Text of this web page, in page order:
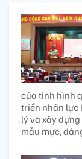
của tình hình
triển nhân lực
lý và xây
mẫu mực,